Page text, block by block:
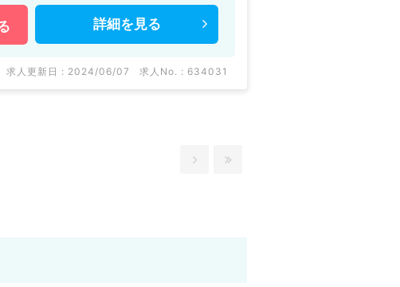
詳細を 見る
求人更新日 : 2024/06/07 求人No. : 634031